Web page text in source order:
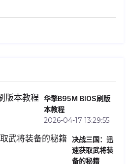
华擎B95M BIOS刷版
本教程
2026-04-17 13:29:55
决战三国：迅
速获取武将装
备的秘籍